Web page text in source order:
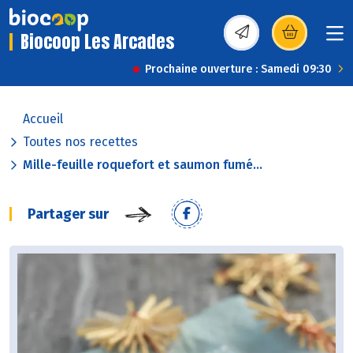
Biocoop Les Arcades (s’ouvre dans une
Prochaine ouverture : Samedi 09:30
Accueil
Toutes nos recettes
Mille-feuille roquefort et saumon fumé...
Partager sur